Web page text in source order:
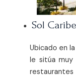
Sol
Ubicado en
le sitúa muy